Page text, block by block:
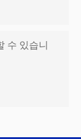
수 있습니